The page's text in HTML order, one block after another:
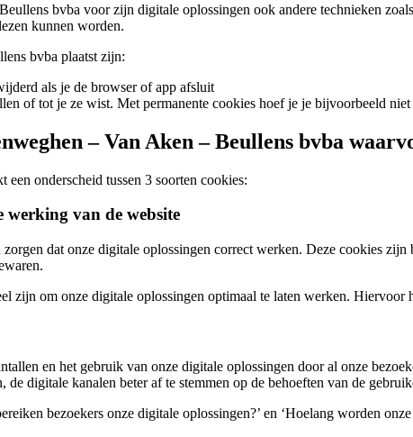
bvba voor zijn digitale oplossingen ook andere technieken
kunnen worden.
bvba plaatst zijn:
als je de browser of app afsluit
of tot je ze wist. Met permanente cookies hoef je je bijvoorbeeld
– Van Aken – Beullens bvba
onderscheid tussen 3 soorten cookies:
werking van de website
dat onze digitale oplossingen correct werken. Deze cookies
zijn om onze digitale oplossingen optimaal te laten werken. Hiervoor
en het gebruik van onze digitale oplossingen door al onze
digitale kanalen beter af te stemmen op de behoeften van de
bezoekers onze digitale oplossingen?’ en ‘Hoelang worden